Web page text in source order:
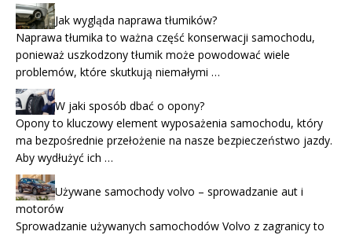
Jak wygląda naprawa tłumików?
Naprawa tłumika to ważna część konserwacji samochodu,
ponieważ uszkodzony tłumik może powodować wiele
problemów, które skutkują niemałymi …
W jaki sposób dbać o opony?
Opony to kluczowy element wyposażenia samochodu, który
ma bezpośrednie przełożenie na nasze bezpieczeństwo jazdy.
Aby wydłużyć ich …
Używane samochody volvo – sprowadzanie aut i
motorów
Sprowadzanie używanych samochodów Volvo z zagranicy to